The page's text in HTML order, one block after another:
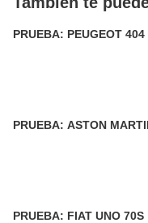
PRUEBA: PEUGEOT
PRUEBA: ASTON
PRUEBA: FIAT UNO 70S